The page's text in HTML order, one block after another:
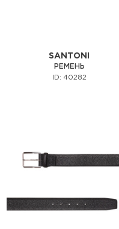
SANTONI
РЕМЕНЬ
ID: 40282